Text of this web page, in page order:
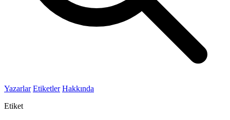
Yazarlar Etiketler Hakkında
Etiket